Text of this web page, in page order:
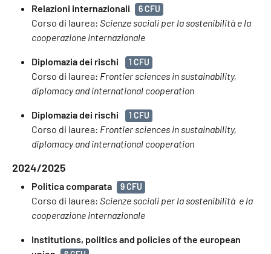
Relazioni internazionali 6 CFU
Corso di laurea: Scienze sociali per la sostenibilità e la
cooperazione internazionale
Diplomazia dei rischi 1 CFU
Corso di laurea: Frontier sciences in sustainability,
diplomacy and international cooperation
Diplomazia dei rischi 1 CFU
Corso di laurea: Frontier sciences in sustainability,
diplomacy and international cooperation
2024/2025
Politica comparata 9 CFU
Corso di laurea: Scienze sociali per la sostenibilità e la
cooperazione internazionale
Institutions, politics and policies of the european